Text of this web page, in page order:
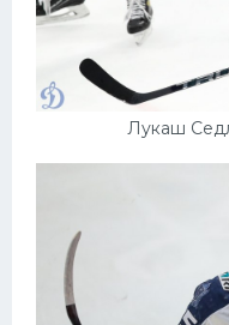
Лукаш